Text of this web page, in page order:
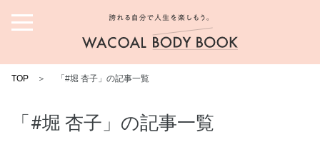
う。ワコール ボディブック
TOP＞ 「#堀 杏子」の記事一覧
「#堀 杏子」の記事一覧